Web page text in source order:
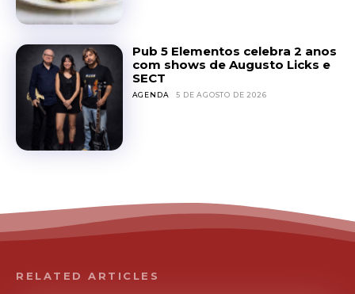
Pub 5 Elementos celebra 2 anos
com shows de Augusto Licks e
SECT
AGENDA 5 DE AGOSTO DE 2026
RELATED ARTICLES